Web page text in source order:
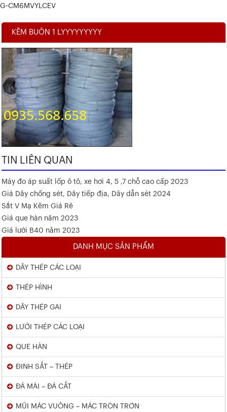
G-CM6MVYLCEV
KẼM BUÔN 1 LYYYYYYYYY
TIN LIÊN QUAN
Máy đo áp suất lốp ô tô, xe hơi 4, 5 ,7 chỗ cao cấp 2023
Giá Dây chống sét, Dây tiếp địa, Dây dẫn sét 2024
Sắt V Mạ Kẽm Giá Rẻ
Giá que hàn năm 2023
Giá lưới B40 năm 2023
DANH MỤC SẢN PHẨM
DÂY THÉP CÁC LOẠI
THÉP HÌNH
DÂY THÉP GAI
LƯỚI THÉP CÁC LOẠI
QUE HÀN
ĐINH SẮT – THÉP
ĐÁ MÀI – ĐÁ CẮT
MŨI MÁC VUÔNG – MÁC TRÒN TRƠN